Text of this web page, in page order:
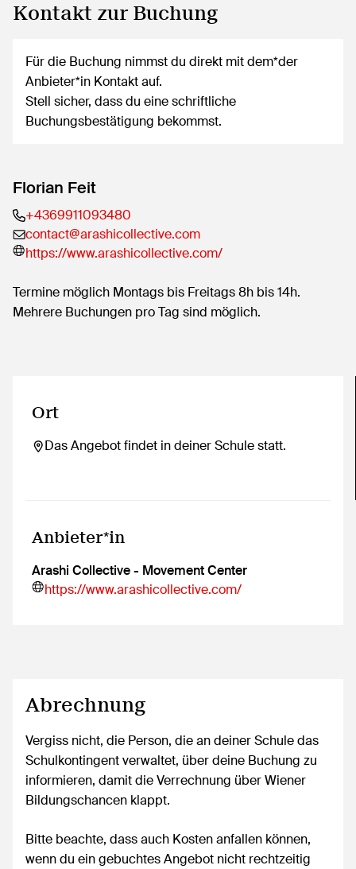
Kontakt zur Buchung
Für die Buchung nimmst du direkt mit dem*der
Anbieter*in Kontakt auf.
Stell sicher, dass du eine schriftliche
Buchungsbestätigung bekommst.
Florian Feit
+4369911093480
contact@arashicollective.com
https://www.arashicollective.com/
Termine möglich Montags bis Freitags 8h bis 14h.
Mehrere Buchungen pro Tag sind möglich.
Ort
Das Angebot findet in deiner Schule statt.
Anbieter*in
Arashi Collective - Movement Center
https://www.arashicollective.com/
Abrechnung
Vergiss nicht, die Person, die an deiner Schule das
Schulkontingent verwaltet, über deine Buchung zu
informieren, damit die Verrechnung über Wiener
Bildungschancen klappt.
Bitte beachte, dass auch Kosten anfallen können,
wenn du ein gebuchtes Angebot nicht rechtzeitig